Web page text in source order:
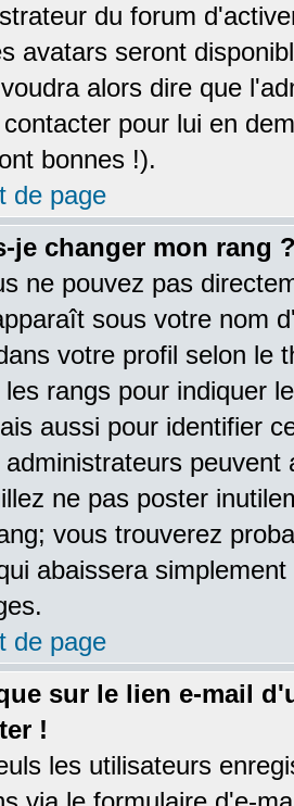
du forum
avatars seront
alors dire que
pour lui en
bonnes !).
de page
je changer mon rang
ne pouvez pas
sous votre nom
votre profil selon le
rangs pour indiquer
aussi pour identifier
ne pas poster
vous trouverez
abaissera
de page
sur le lien e-mail
!
les utilisateurs